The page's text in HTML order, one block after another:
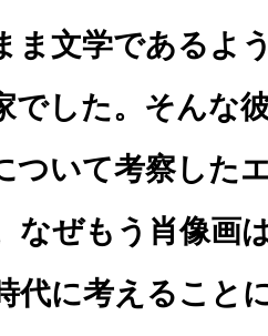
ま文学であるよ
でした。そんな
ついて考察した
なぜもう肖像画
代に考えること